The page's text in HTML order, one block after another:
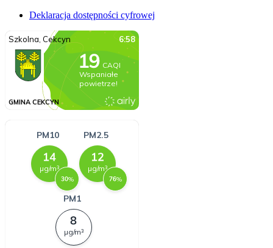
Deklaracja dostępności cyfrowej